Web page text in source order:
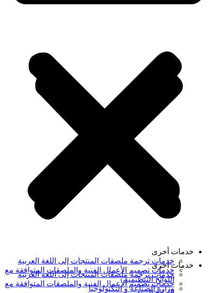
خدمات أخرى
خدمات ترجمة ملصقات المنتجات إلى اللغة العربية
خدمات تصميم الأعمال الفنية والملصقات المتوافقة مع
خدمات أخرى
خدمات ترجمة ملصقات المنتجات إلى اللغة العربية
خدمات تصميم الأعمال الفنية والملصقات المتوافقة مع
اللوائح التنظيمية
وزارة الصناعة و التكنولوجيا